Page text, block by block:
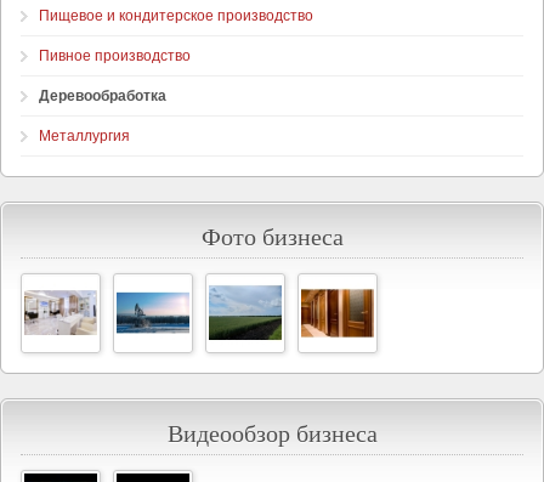
Пищевое и кондитерское производство
Пивное производство
Деревообработка
Металлургия
Фото бизнеса
Видеообзор бизнеса